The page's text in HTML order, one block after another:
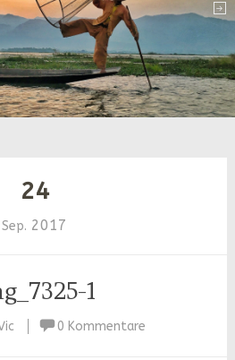
24
Sep. 2017
1
0 Kommentare